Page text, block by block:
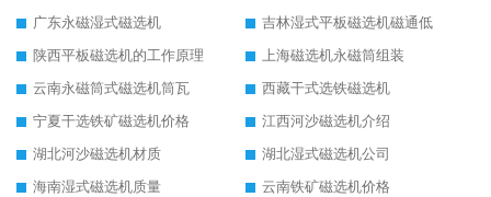
广东永磁湿式磁选机
吉林湿式平板磁选机磁通低
陕西平板磁选机的工作原理
上海磁选机永磁筒组装
云南永磁筒式磁选机筒瓦
西藏干式选铁磁选机
宁夏干选铁矿磁选机价格
江西河沙磁选机介绍
湖北河沙磁选机材质
湖北湿式磁选机公司
海南湿式磁选机质量
云南铁矿磁选机价格